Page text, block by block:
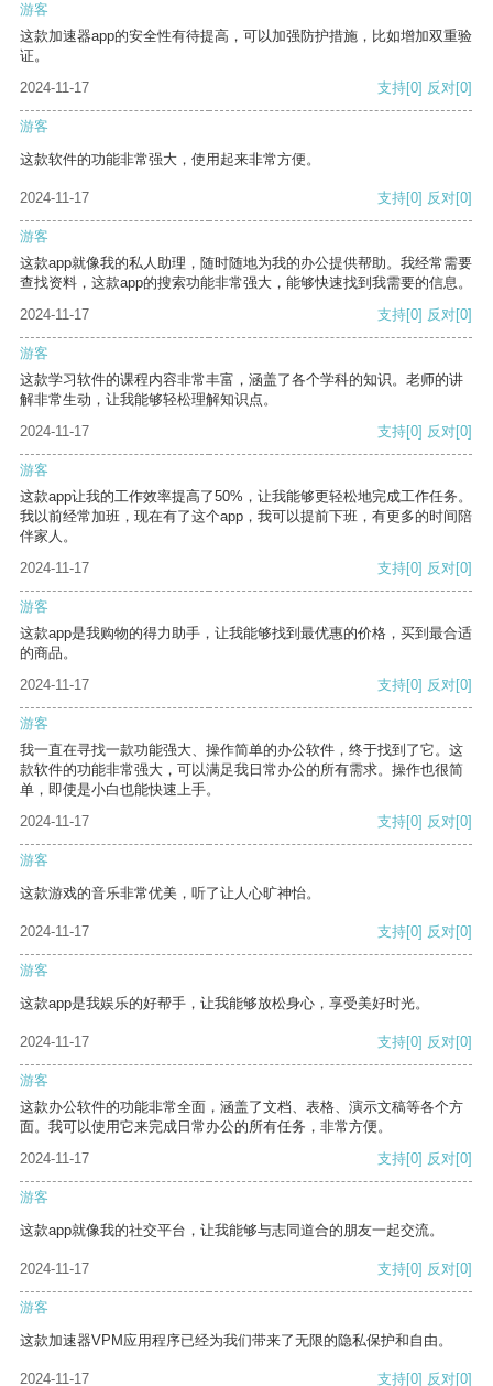
游客
这款加速器app的安全性有待提高，可以加强防护措施，比如增加双重验
证。
2024-11-17
支持[0] 反对[0]
游客
这款软件的功能非常强大，使用起来非常方便。
2024-11-17 支持[0] 反对[0]
游客
这款app就像我的私人助理，随时随地为我的办公提供帮助。我经常需要
查找资料，这款app的搜索功能非常强大，能够快速找到我需要的信息。
2024-11-17
支持[0] 反对[0]
游客
这款学习软件的课程内容非常丰富，涵盖了各个学科的知识。老师的讲
解非常生动，让我能够轻松理解知识点。
2024-11-17
支持[0] 反对[0]
游客
这款app让我的工作效率提高了50%，让我能够更轻松地完成工作任务。
我以前经常加班，现在有了这个app，我可以提前下班，有更多的时间陪
伴家人。
2024-11-17
支持[0] 反对[0]
游客
这款app是我购物的得力助手，让我能够找到最优惠的价格，买到最合适
的商品。
2024-11-17
支持[0] 反对[0]
游客
我一直在寻找一款功能强大、操作简单的办公软件，终于找到了它。这
款软件的功能非常强大，可以满足我日常办公的所有需求。操作也很简
单，即使是小白也能快速上手。
2024-11-17
支持[0] 反对[0]
游客
这款游戏的音乐非常优美，听了让人心旷神怡。
2024-11-17 支持[0] 反对[0]
游客
这款app是我娱乐的好帮手，让我能够放松身心，享受美好时光。
2024-11-17 支持[0] 反对[0]
游客
这款办公软件的功能非常全面，涵盖了文档、表格、演示文稿等各个方
面。我可以使用它来完成日常办公的所有任务，非常方便。
2024-11-17
支持[0] 反对[0]
游客
这款app就像我的社交平台，让我能够与志同道合的朋友一起交流。
2024-11-17 支持[0] 反对[0]
游客
这款加速器VPM应用程序已经为我们带来了无限的隐私保护和自由。
2024-11-17 支持[0] 反对[0]